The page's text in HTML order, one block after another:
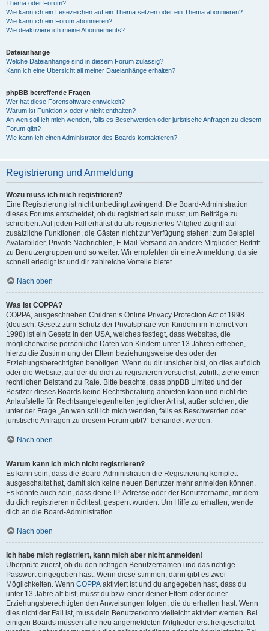
Thema oder Forum?
Wie kann ich ein Lesezeichen auf ein Thema setzen oder ein Thema abonnieren?
Wie kann ich ein Forum abonnieren?
Wie deaktiviere ich meine Abonnements?
Dateianhänge
Welche Dateianhänge sind in diesem Forum zulässig?
Kann ich eine Übersicht all meiner Dateianhänge erhalten?
phpBB betreffende Fragen
Wer hat diese Forensoftware entwickelt?
Warum ist Funktion x oder y nicht enthalten?
An wen soll ich mich wenden, falls es Beschwerden oder juristische Anfragen zu diesem
Forum gibt?
Wie kann ich einen Administrator des Boards kontaktieren?
Registrierung und Anmeldung
Wozu muss ich mich registrieren?
Eine Registrierung ist nicht unbedingt zwingend. Die Board-Administration
dieses Forums entscheidet, ob du registriert sein musst, um Beiträge zu
schreiben. Auf jeden Fall erhältst du als registriertes Mitglied Zugriff auf
zusätzliche Funktionen, die Gästen nicht zur Verfügung stehen: zum Beispiel
Avatarbilder, Private Nachrichten, E-Mail-Versand an andere Mitglieder, Beitritt
zu Benutzergruppen und so weiter. Wir empfehlen dir eine Anmeldung, da sie
schnell erledigt ist und dir zahlreiche Vorteile bietet.
Nach oben
Was ist COPPA?
COPPA, ausgeschrieben Children’s Online Privacy Protection Act of 1998
(deutsch: Gesetz zum Schutz der Privatsphäre von Kindern im Internet von
1998) ist ein Gesetz in den USA, welches festlegt, dass Websites, die
möglicherweise persönliche Daten von Kindern unter 13 Jahren erheben,
hierzu die Zustimmung der Eltern beziehungsweise des oder der
Erziehungsberechtigten benötigen. Wenn du dir unsicher bist, ob dies auf dich
oder die Website, auf der du dich zu registrieren versuchst, zutrifft, ziehe einen
rechtlichen Beistand zu Rate. Bitte beachte, dass phpBB Limited und der
Besitzer dieses Boards keine Rechtsberatung anbieten kann und nicht die
Anlaufstelle für Rechtsangelegenheiten jeglicher Art ist; außer solchen, die
unter der Frage „An wen soll ich mich wenden, falls es Beschwerden oder
juristische Anfragen zu diesem Forum gibt?“ behandelt werden.
Nach oben
Warum kann ich mich nicht registrieren?
Es kann sein, dass die Board-Administration die Registrierung komplett
ausgeschaltet hat, damit sich keine neuen Benutzer mehr anmelden können.
Es könnte auch sein, dass deine IP-Adresse oder der Benutzername, mit dem
du dich registrieren möchtest, gesperrt wurden. Um Hilfe zu erhalten, wende
dich an die Board-Administration.
Nach oben
Ich habe mich registriert, kann mich aber nicht anmelden!
Überprüfe zuerst, ob du den richtigen Benutzernamen und das richtige
Passwort eingegeben hast. Wenn diese stimmen, dann gibt es zwei
Möglichkeiten. Wenn COPPA aktiviert ist und du angegeben hast, dass du
unter 13 Jahre alt bist, musst du bzw. einer deiner Eltern oder deiner
Erziehungsberechtigten den Anweisungen folgen, die du erhalten hast. Wenn
dies nicht der Fall ist, muss dein Benutzerkonto vielleicht aktiviert werden. Bei
einigen Boards müssen alle neu angemeldeten Mitglieder erst freigeschaltet